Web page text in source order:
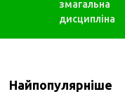
змагальна
дисципліна
Найпопулярніше